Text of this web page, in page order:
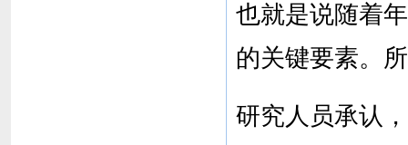
也就是说随着
的关键要素。
研究人员承认